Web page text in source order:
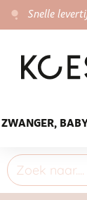
Snelle
ZWANGER,